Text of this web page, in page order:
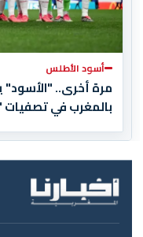
أسود الأطلس
بالمغرب في تصفيات